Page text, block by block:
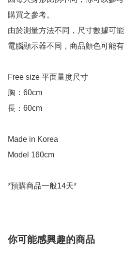
購買之參考。
由於測量方法不同，尺寸數據可
電腦顯示器不同，商品顏色可能有
Free size 平面量度尺寸
胸：60cm
長：60cm
Made in Korea
Model 160cm
你可能感興趣的商品